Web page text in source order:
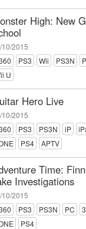
High: New
10/2015
PS3 Wii PS3N
U
Hero Live
10/2015
PS3 PS3N iP
PS4 APTV
Time:
Investigations
10/2015
PS3 PS3N PC
PS4